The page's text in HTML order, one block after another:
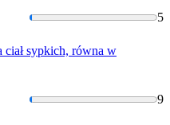
5
ciał sypkich, równa w
9